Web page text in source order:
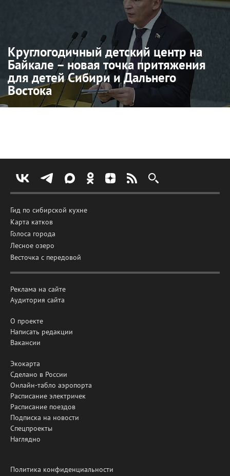
Круглогодичный детский центр на
Байкале – новая точка притяжения
для детей Сибири и Дальнего
Востока
Гид по сибирской кухне
Карта катков
Голоса города
Лесное озеро
Весточка с передовой
Реклама на сайте
Аудитория сайта
О проекте
Написать редакции
Вакансии
Экокарта
Сделано в России
Онлайн-табло аэропорта
Расписание электричек
Расписание поездов
Подписка на новости
Спецпроекты
Наглядно
Политика конфиденциальности